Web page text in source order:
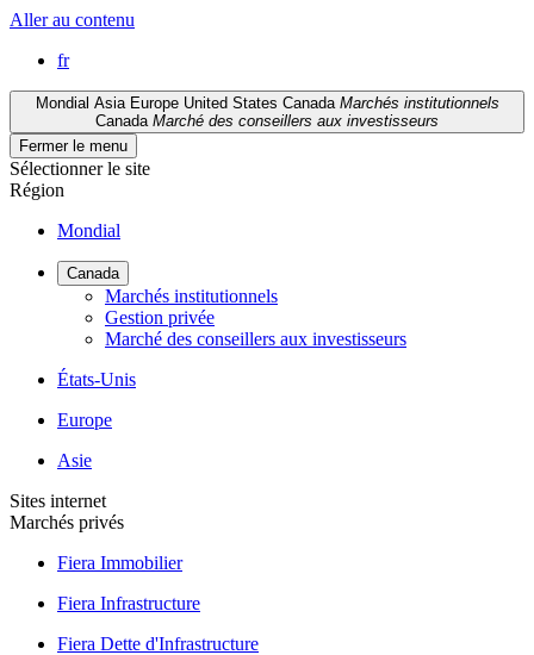
Aller au contenu
fr
Mondial Asia Europe United States Canada Marchés institutionnels
Canada Marché des conseillers aux investisseurs
Fermer le menu
Sélectionner le site
Région
Mondial
Canada
Marchés institutionnels
Gestion privée
Marché des conseillers aux investisseurs
États-Unis
Europe
Asie
Sites internet
Marchés privés
Fiera Immobilier
Fiera Infrastructure
Fiera Dette d'Infrastructure